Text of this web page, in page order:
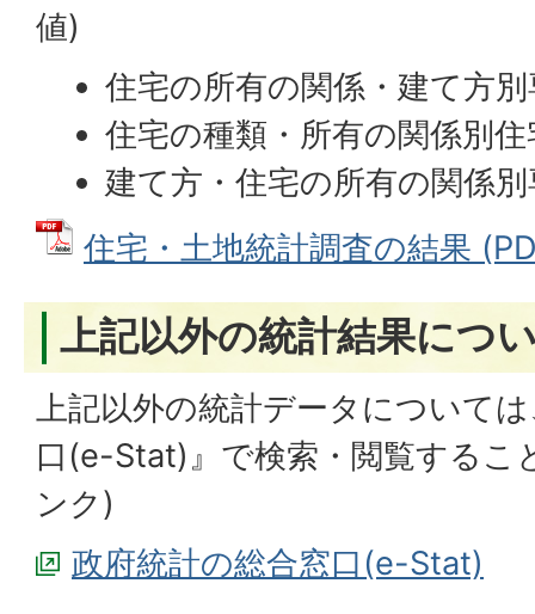
値)
住宅の所有の関係・建て方
住宅の種類・所有の関係別
建て方・住宅の所有の関係
住宅・土地統計調査の結果
上記以外の統計結果につ
上記以外の統計データについて
口(e-Stat)』で検索・閲覧するこ
ンク)
政府統計の総合窓口(e-Stat)